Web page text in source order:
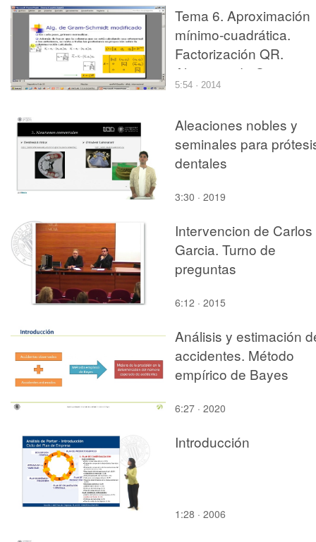
determinación y
algoritmo min_cua (1)
Tema 6. Aproximación
mínimo-cuadrática.
Factorización QR.
Algoritmo de Gram-
Schmidt (1)
5:54 · 2014
Aleaciones nobles y
seminales para
dentales
3:30 · 2019
Intervencion de Carlos
Garcia. Turno de
preguntas
6:12 · 2015
Análisis y estimación
accidentes. Método
empírico de Bayes
6:27 · 2020
Introducción
1:28 · 2006